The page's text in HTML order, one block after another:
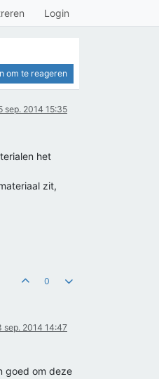
Login
om te reageren
sep. 2014 15:35
het
zit,
0
sep. 2014 14:47
goed om deze